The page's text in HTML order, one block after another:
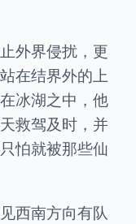
外界侵扰，更
在结界外的上
冰湖之中，他
救驾及时，并
怕就被那些仙
西南方向有队